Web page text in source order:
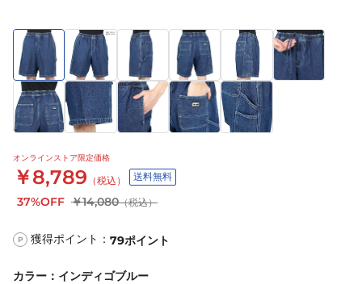
オンラインストア限定価格
￥8,789 （税込） 送料無料
37%OFF ￥14,080（税込）
P 獲得ポイント： 79ポイント
カラー ： インディゴブルー